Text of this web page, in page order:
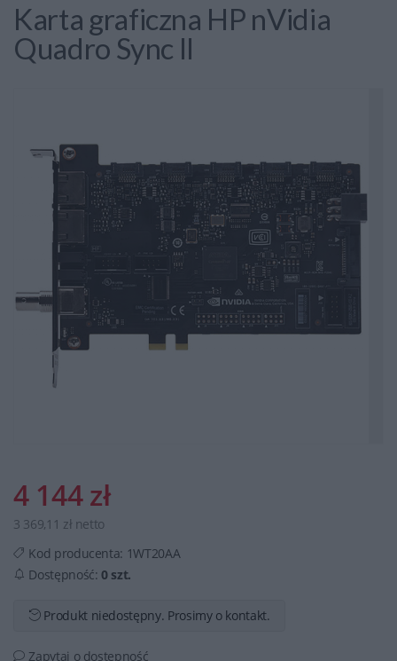
Karta graficzna HP nVidia
Quadro Sync II
4 144 zł
3 369,11 zł netto
Kod producenta: 1WT20AA
Dostępność:0 szt.
Produkt niedostępny. Prosimy o kontakt.
Zapytaj o dostępność